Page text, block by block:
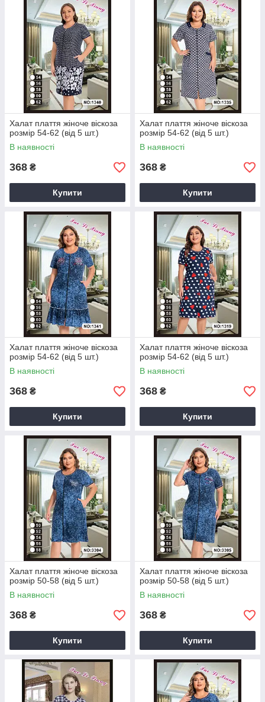
Халат плаття жіноче віскоза
розмір 54-62 (від 5 шт.)
В наявності
368 ₴
Купити
Халат плаття жіноче віскоза
розмір 54-62 (від 5 шт.)
В наявності
368 ₴
Купити
Халат плаття жіноче віскоза
розмір 54-62 (від 5 шт.)
В наявності
368 ₴
Купити
Халат плаття жіноче віскоза
розмір 54-62 (від 5 шт.)
В наявності
368 ₴
Купити
Халат плаття жіноче віскоза
розмір 50-58 (від 5 шт.)
В наявності
368 ₴
Купити
Халат плаття жіноче віскоза
розмір 50-58 (від 5 шт.)
В наявності
368 ₴
Купити